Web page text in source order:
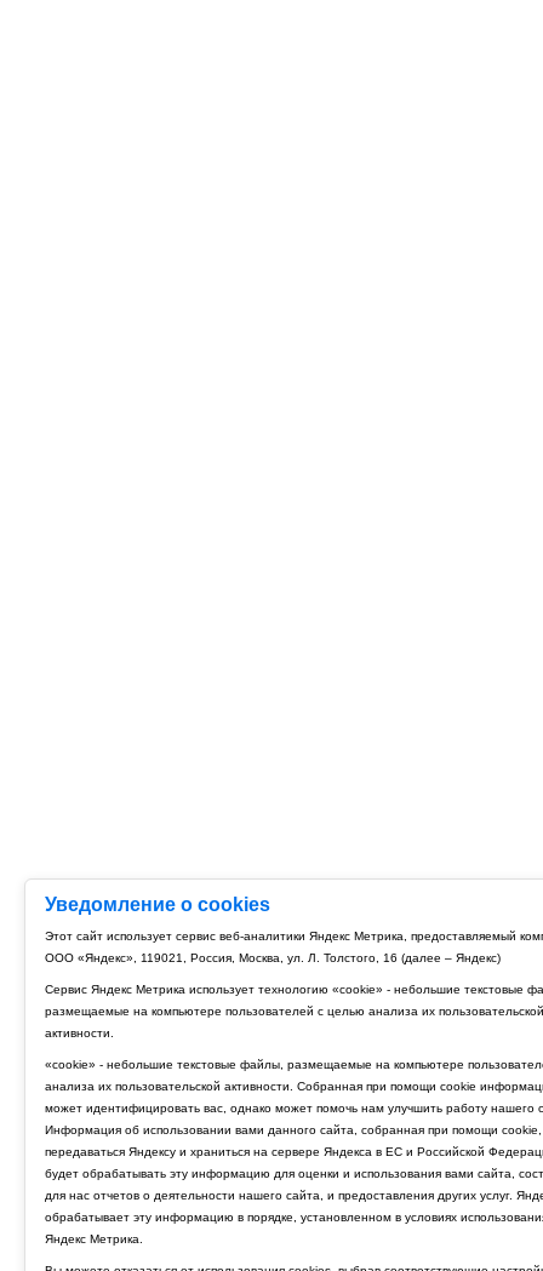
Уведомление о cookies
Этот сайт использует сервис веб-аналитики Яндекс Метрика, предоставляемый
ООО «Яндекс», 119021, Россия, Москва, ул. Л. Толстого, 16 (далее – Яндекс)
Сервис Яндекс Метрика использует технологию «cookie» - небольшие текстовые
размещаемые на компьютере пользователей с целью анализа их пользовательской
активности.
«cookie» - небольшие текстовые файлы, размещаемые на компьютере
анализа их пользовательской активности. Собранная при помощи cookie
может идентифицировать вас, однако может помочь нам улучшить работу нашего
Информация об использовании вами данного сайта, собранная при помощи cookie,
передаваться Яндексу и храниться на сервере Яндекса в ЕС и Российской
будет обрабатывать эту информацию для оценки и использования вами сайта,
для нас отчетов о деятельности нашего сайта, и предоставления других услуг.
обрабатывает эту информацию в порядке, установленном в условиях
Яндекс Метрика.